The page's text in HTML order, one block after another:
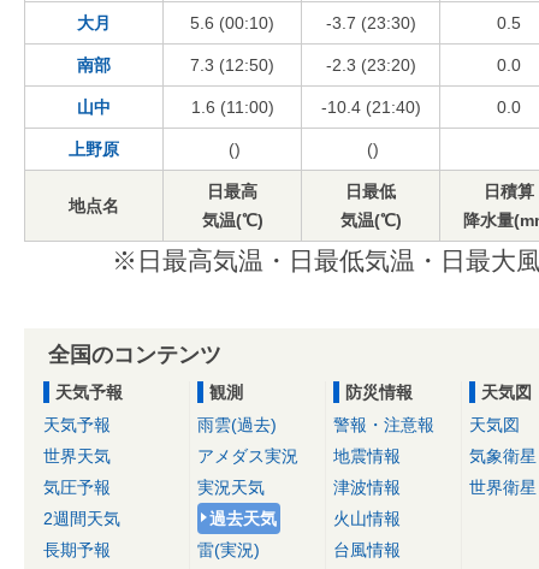
大月 5.6 (00:10) -3.7 (23:30) 0.5
南部 7.3 (12:50) -2.3 (23:20) 0.0
山中 1.6 (11:00) -10.4 (21:40) 0.0
上野原 () ()
地点名
日最高
気温(℃)
日最低
気温(℃)
日積算
降水量
※日最高気温・日最低気温・日最大
全国のコンテンツ
天気予報
天気予報
世界天気
気圧予報
2週間天気
長期予報
観測
雨雲(過去)
アメダス実況
実況天気
過去天気
雷(実況)
防災情報
警報・注意報
地震情報
津波情報
火山情報
台風情報
天気図
天気図
気象衛星
世界衛星